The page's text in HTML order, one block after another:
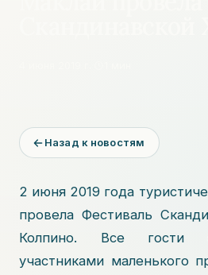
Назад к новостям
2 июня 2019 года
провела Фестиваль
Колпино. Все гости
участниками маленького